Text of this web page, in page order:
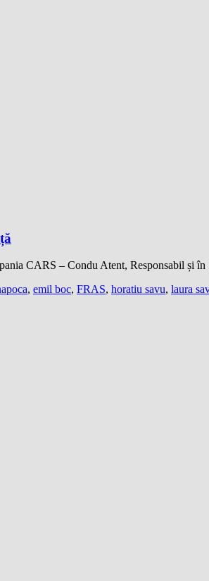
CARS – Condu Atent, Responsabil și
, emil boc, FRAS, horatiu savu, laura